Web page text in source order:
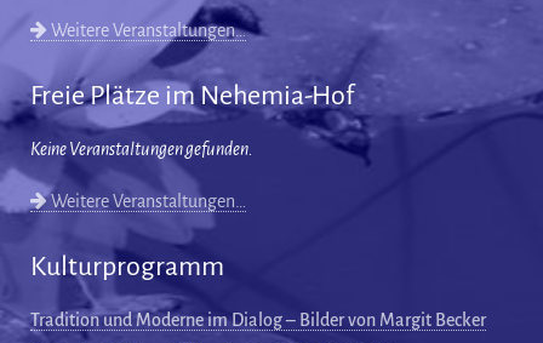
Weitere Veranstaltungen…
Freie Plätze im Nehemia-Hof
Keine Veranstaltungen gefunden.
Weitere Veranstaltungen…
Kulturprogramm
Tradition und Moderne im Dialog – Bilder von Margit Becker